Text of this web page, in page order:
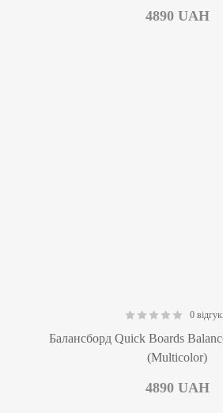
4890 UAH
0
Балансборд Quick Boards
(Multicolor)
4890 UAH